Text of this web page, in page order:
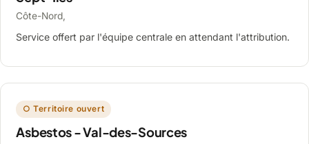
Côte-Nord,
Service offert par l'équipe centrale en attendant l'attribution.
○ Territoire ouvert
Asbestos - Val-des-Sources